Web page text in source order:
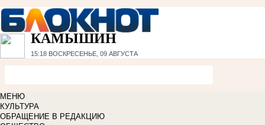
КАМЫШИН
15:18 ВОСКРЕСЕНЬЕ, 09 АВГУСТА
МЕНЮ
КУЛЬТУРА
ОБРАЩЕНИЕ В РЕДАКЦИЮ